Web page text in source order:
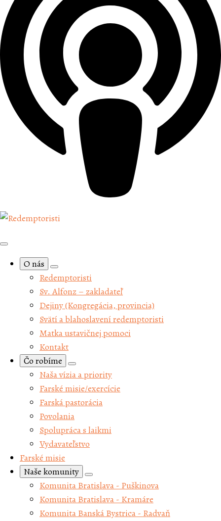
O nás
Redemptoristi
Sv. Alfonz – zakladateľ
Dejiny (Kongregácia, provincia)
Svätí a blahoslavení redemptoristi
Matka ustavičnej pomoci
Kontakt
Čo robíme
Naša vízia a priority
Farské misie/exercície
Farská pastorácia
Povolania
Spolupráca s laikmi
Vydavateľstvo
Farské misie
Naše komunity
Komunita Bratislava - Puškinova
Komunita Bratislava - Kramáre
Komunita Banská Bystrica - Radvaň